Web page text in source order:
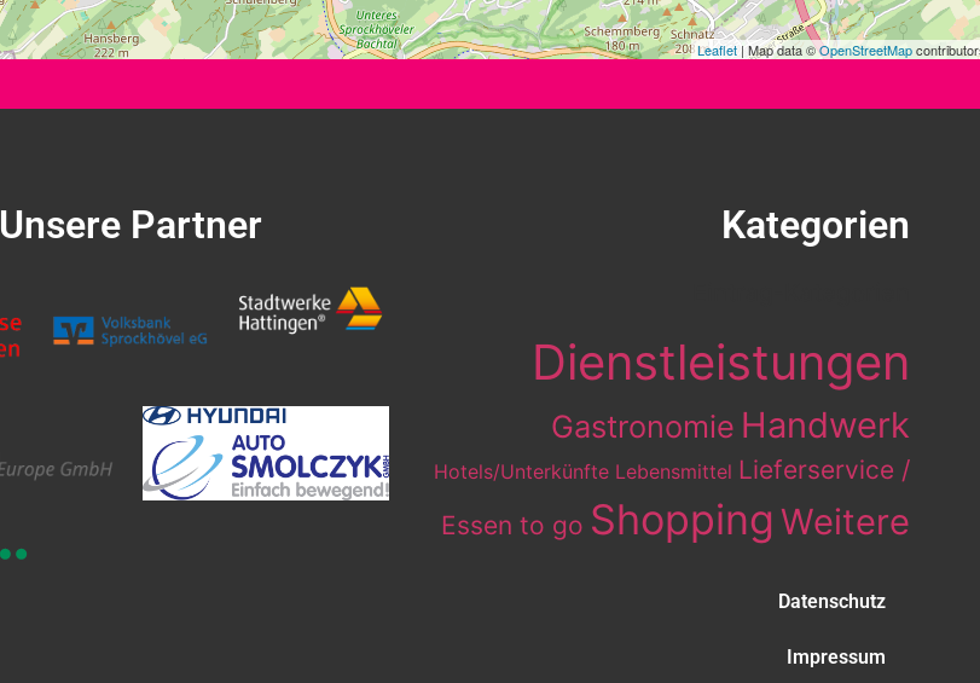
Leaflet | Map data ©OpenStreetMap
Unsere Partner Kategorien
Dienstleistungen
Gastronomie Handwerk
Hotels/Unterkünfte Lebensmittel Lieferservice /
Essen to go Shopping Weitere
Datenschutz
Impressum